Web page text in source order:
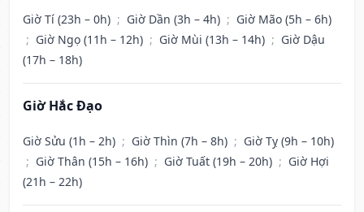
Giờ Tí (23h – 0h) ; Giờ Dần (3h – 4h) ; Giờ Mão (5h – 6h)
; Giờ Ngọ (11h – 12h) ; Giờ Mùi (13h – 14h) ; Giờ Dậu
(17h – 18h)
Giờ Hắc Đạo
Giờ Sửu (1h – 2h) ; Giờ Thìn (7h – 8h) ; Giờ Tỵ (9h – 10h)
; Giờ Thân (15h – 16h) ; Giờ Tuất (19h – 20h) ; Giờ Hợi
(21h – 22h)